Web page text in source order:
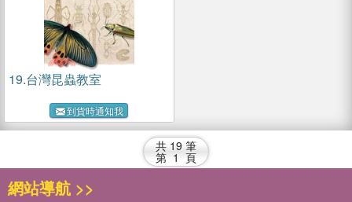
19.台灣昆蟲教室
到貨時通知我
共 19 筆
第 1 頁
網站導航 >>